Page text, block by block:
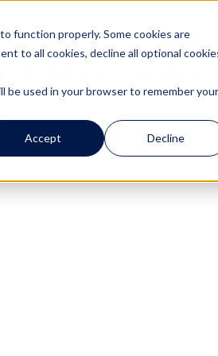
function properly. Some cookies are
to all cookies, decline all optional
be used in your browser to remember your
Accept Decline